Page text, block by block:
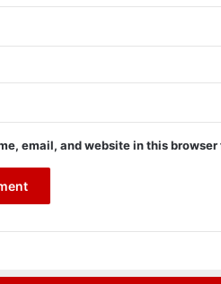
email, and website in this